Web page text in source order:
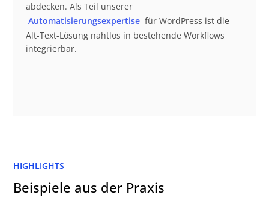
abdecken. Als Teil unserer
Automatisierungsexpertise für WordPress ist die
Alt-Text-Lösung nahtlos in bestehende Workflows
integrierbar.
HIGHLIGHTS
Beispiele aus der Praxis